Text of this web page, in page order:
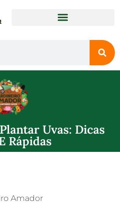
Uvas: Dicas
Rápidas
Amador